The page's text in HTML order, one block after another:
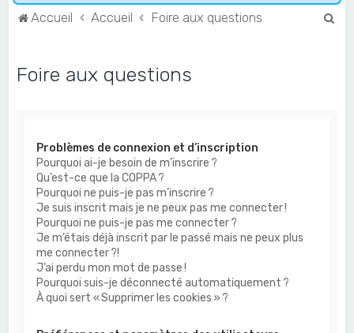
Accueil Accueil Foire aux questions
Foire aux questions
Problèmes de connexion et d’inscription
Pourquoi ai-je besoin de m’inscrire ?
Qu’est-ce que la COPPA ?
Pourquoi ne puis-je pas m’inscrire ?
Je suis inscrit mais je ne peux pas me connecter !
Pourquoi ne puis-je pas me connecter ?
Je m’étais déjà inscrit par le passé mais ne peux plus
me connecter ?!
J’ai perdu mon mot de passe !
Pourquoi suis-je déconnecté automatiquement ?
À quoi sert « Supprimer les cookies » ?